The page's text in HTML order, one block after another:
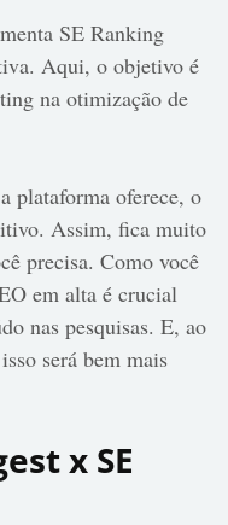
SE Ranking
Aqui, o objetivo é
na otimização de
plataforma oferece, o
Assim, fica muito
precisa. Como você
em alta é crucial
nas pesquisas. E, ao
será bem mais
x SE